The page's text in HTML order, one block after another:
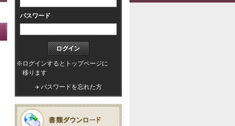
パスワード
※ログインするとトップページに
移ります
パスワードを忘れた方